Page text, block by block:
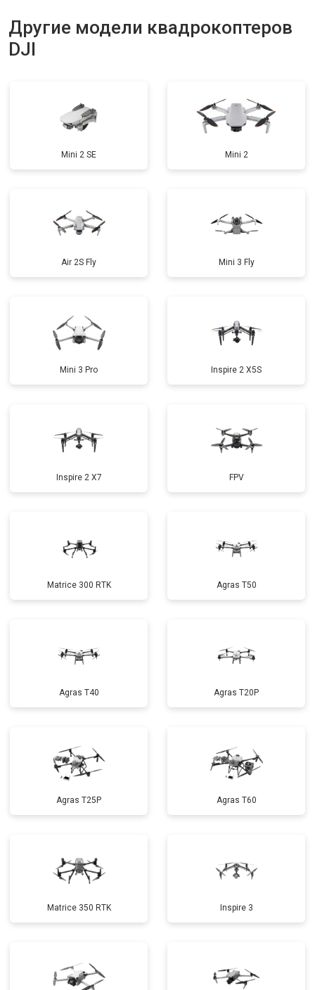
Другие модели квадрокоптеров
DJI
Mini 2 SE Mini 2
Air 2S Fly Mini 3 Fly
Mini 3 Pro Inspire 2 X5S
Inspire 2 X7 FPV
Matrice 300 RTK Agras T50
Agras T40 Agras T20P
Agras T25P Agras T60
Matrice 350 RTK Inspire 3